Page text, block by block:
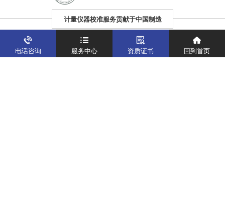
计量仪器校准服务贡献于中国制造
电话咨询 服务中心 资质证书 回到首页